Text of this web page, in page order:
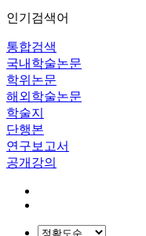
인기검색어
통합검색
국내학술논문
학위논문
해외학술논문
학술지
단행본
연구보고서
공개강의